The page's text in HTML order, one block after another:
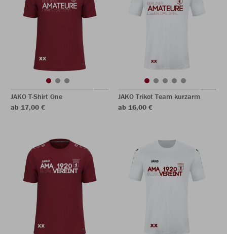
JAKO T-Shirt One
ab 17,00 €
JAKO Trikot Team kurzarm
ab 16,00 €